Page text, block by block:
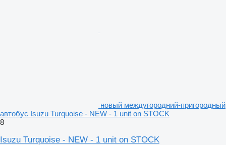
новый междугородний-пригородный
автобус Isuzu Turquoise - NEW - 1 unit on STOCK
8
Isuzu Turquoise - NEW - 1 unit on STOCK